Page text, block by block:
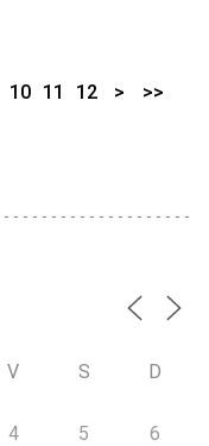
10 11 12 > >>
V S D
4 5 6